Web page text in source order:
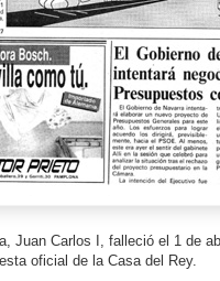
Juan Carlos I, falleció el 1 de
oficial de la Casa del Rey.